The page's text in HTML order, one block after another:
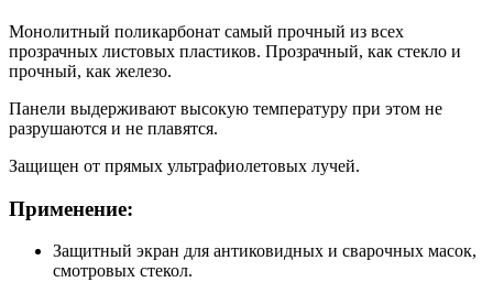
Монолитный поликарбонат самый прочный из всех
прозрачных листовых пластиков. Прозрачный, как стекло и
прочный, как железо.
Панели выдерживают высокую температуру при этом не
разрушаются и не плавятся.
Защищен от прямых ультрафиолетовых лучей.
Применение:
Защитный экран для антиковидных и сварочных масок,
смотровых стекол.